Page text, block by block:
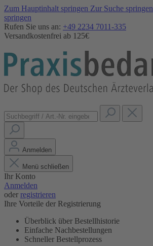
Zum Hauptinhalt springen Zur Suche springen
springen
Rufen Sie uns an: +49 2234 7011-335
Versandkostenfrei ab 125€
Anmelden
Menü schließen
Ihr Konto
Anmelden
oder registrieren
Ihre Vorteile der Registrierung
Überblick über Bestellhistorie
Einfache Nachbestellungen
Schneller Bestellprozess